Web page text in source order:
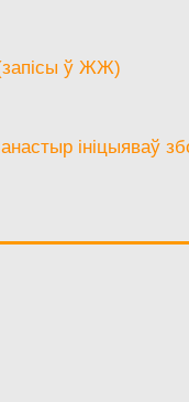
(запісы ў ЖЖ)
ініцыяваў